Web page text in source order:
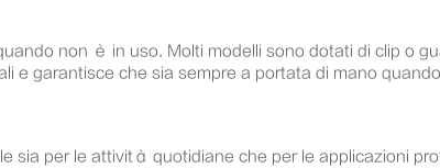
non è in uso. Molti modelli sono dotati di clip o
e garantisce che sia sempre a portata di mano
sia per le attività quotidiane che per le applicazioni